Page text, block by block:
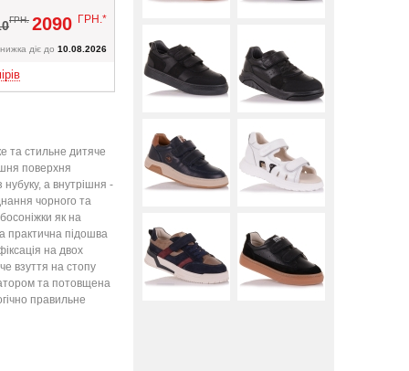
ГРН. 2090 ГРН.*
діє до 10.08.2026
та стильне дитяче
поверхня
нубуку, а внутрішня -
чорного та
як на
практична підошва
на двох
взуття на стопу
та потовщена
правильне